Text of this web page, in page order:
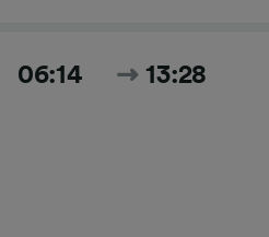
06:14 13:28